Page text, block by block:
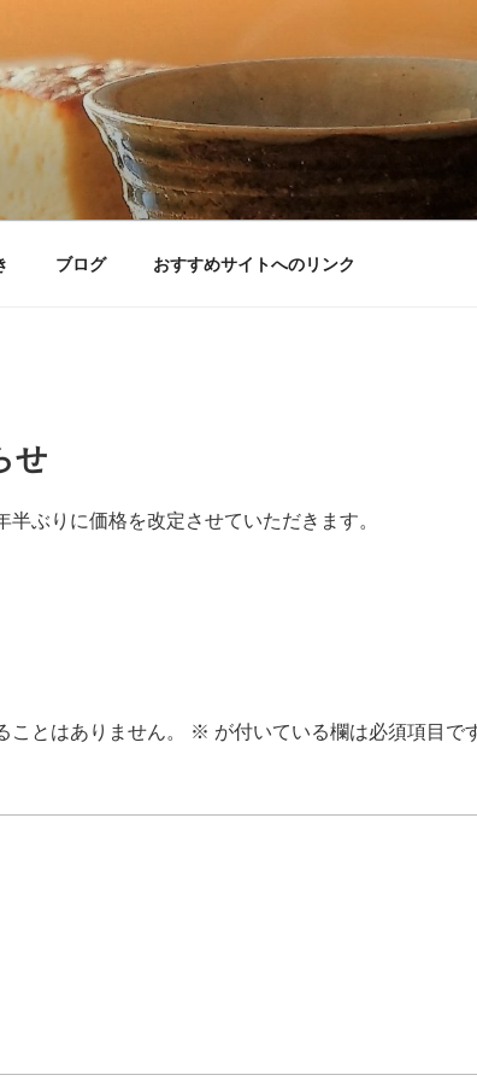
ブログ おすすめサイトへのリンク
せ
半ぶりに価格を改定させていただきます。
ことはありません。 ※ が付いている欄は必須項目で